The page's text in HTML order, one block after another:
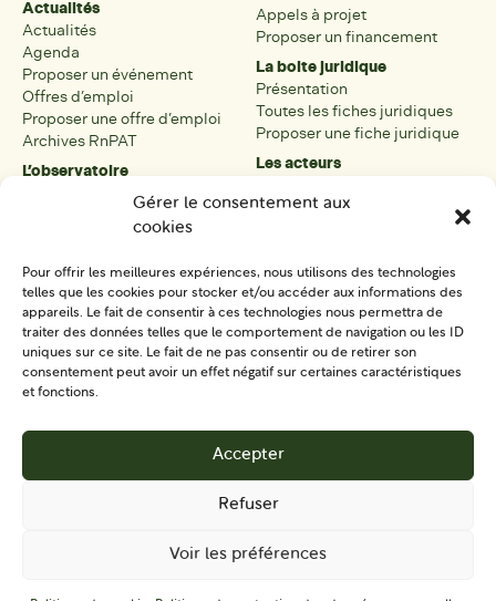
Gérer le consentement aux
cookies
Pour offrir les meilleures expériences, nous utilisons des technologies
telles que les cookies pour stocker et/ou accéder aux informations des
appareils. Le fait de consentir à ces technologies nous permettra de
traiter des données telles que le comportement de navigation ou les ID
uniques sur ce site. Le fait de ne pas consentir ou de retirer son
consentement peut avoir un effet négatif sur certaines caractéristiques
et fonctions.
Accepter
Refuser
Voir les préférences
Actualités
Actualités
Agenda
Proposer un événement
Offres d’emploi
Proposer une offre d’emploi
Archives RnPAT
L’observatoire
Présentation de l’observatoire
La boîte à outils
Présentation
Tous les outils
Proposer un outil
Appels à projet
Proposer un financement
La boite juridique
Présentation
Toutes les fiches juridiques
Proposer une fiche juridique
Les acteurs
Tous les acteurs
CONTACT
S'IMPLIQUER